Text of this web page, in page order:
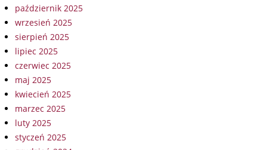
październik 2025
wrzesień 2025
sierpień 2025
lipiec 2025
czerwiec 2025
maj 2025
kwiecień 2025
marzec 2025
luty 2025
styczeń 2025